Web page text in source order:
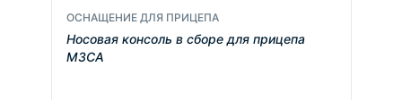
ОСНАЩЕНИЕ ДЛЯ ПРИЦЕПА
Носовая консоль в сборе для прицепа
МЗСА